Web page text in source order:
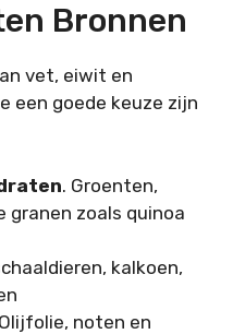
Bronnen
vet, eiwit en
een goede keuze zijn
. Groenten,
granen zoals quinoa
kalkoen,
noten en